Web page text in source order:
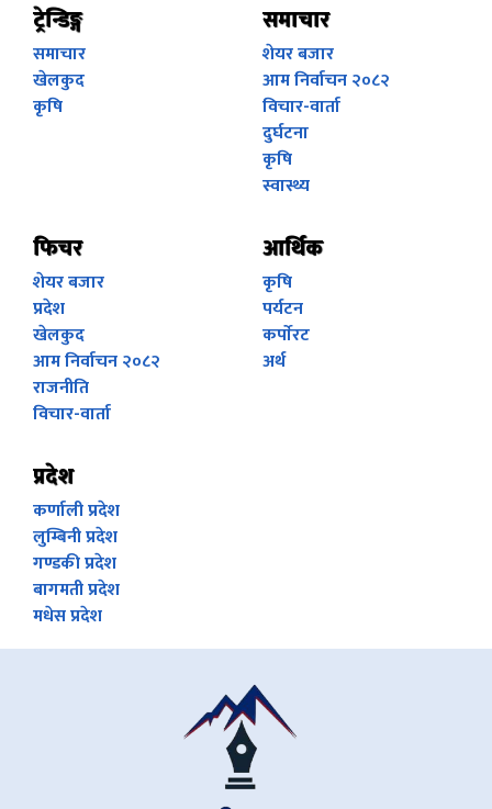
ट्रेन्डिङ्ग
समाचार
खेलकुद
कृषि
समाचार
शेयर बजार
आम निर्वाचन २०८२
विचार-वार्ता
दुर्घटना
कृषि
स्वास्थ्य
फिचर
शेयर बजार
प्रदेश
खेलकुद
आम निर्वाचन २०८२
राजनीति
विचार-वार्ता
आर्थिक
कृषि
पर्यटन
कर्पाेरट
अर्थ
प्रदेश
कर्णाली प्रदेश
लुम्बिनी प्रदेश
गण्डकी प्रदेश
बागमती प्रदेश
मधेस प्रदेश